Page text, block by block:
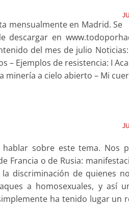
mensualmente en Madrid. Se
en
del mes de julio
– Ejemplos de resistencia: I
minería a cielo abierto – Mi
sobre este tema. Nos
Francia o de Rusia:
discriminación de quienes
a homosexuales, y así
ha tenido lugar un